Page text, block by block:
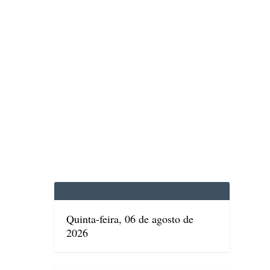
Quinta-feira, 06 de agosto de
2026